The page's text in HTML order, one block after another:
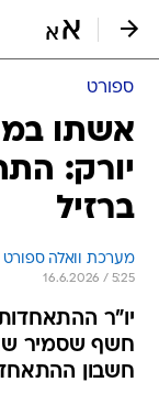
ספורט
אשתו
יורק:
ברזיל
מערכת וואלה ספורט
16.6.2026 / 5:25
יו"ר ההתאחדות
חשף שסמיר
חשבון